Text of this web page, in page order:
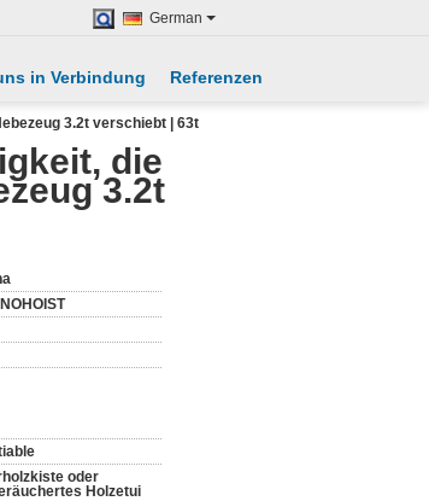
German
in Verbindung Referenzen
3.2t verschiebt | 63t
die
3.2t
oder
Holzetui